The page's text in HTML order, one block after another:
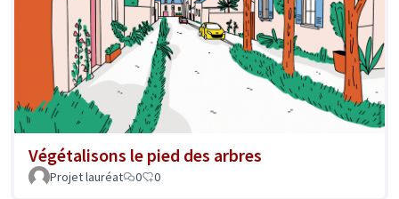
Végétalisons le pied des arbres
Projet lauréat 0 0